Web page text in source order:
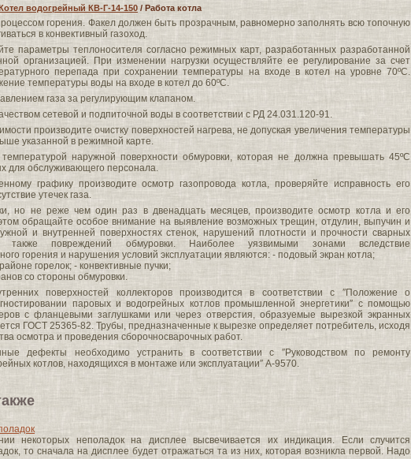
Котел водогрейный КВ-Г-14-150 / Работа котла
горения. Факел должен быть прозрачным, равномерно заполнять всю топочную
в конвективный газоход.
параметры теплоносителя согласно режимных карт, разработанных разработанной
организацией. При изменении нагрузки осуществляйте ее регулирование за счет
перепада при сохранении температуры на входе в котел на уровне 70ºС.
температуры воды на входе в котел до 60ºС.
газа за регулирующим клапаном.
сетевой и подпиточной воды в соответствии с РД 24.031.120-91.
производите очистку поверхностей нагрева, не допуская увеличения температуры
указанной в режимной карте.
наружной поверхности обмуровки, которая не должна превышать 45ºС
для обслуживающего персонала.
графику производите осмотр газопровода котла, проверяйте исправность его
утечек газа.
но не реже чем один раз в двенадцать месяцев, производите осмотр котла и его
обращайте особое внимание на выявление возможных трещин, отдулин, выпучин и
и внутренней поверхностях стенок, нарушений плотности и прочности сварных
также повреждений обмуровки. Наиболее уязвимыми зонами вследствие
горения и нарушения условий эксплуатации являются: - подовый экран котла;
горелок; - конвективные пучки;
со стороны обмуровки.
поверхностей коллекторов производится в соответствии с ″Положение о
паровых и водогрейных котлов промышленной энергетики″ с помощью
с фланцевыми заглушками или через отверстия, образуемые вырезкой экранных
ГОСТ 25365-82. Трубы, предназначенные к вырезке определяет потребитель, исходя
осмотра и проведения сборочносварочных работ.
дефекты необходимо устранить в соответствии с ″Руководством по ремонту
котлов, находящихся в монтаже или эксплуатации″ А-9570.
некоторых неполадок на дисплее высвечивается их индикация. Если случится
то сначала на дисплее будет отражаться та из них, которая возникла первой. Надо